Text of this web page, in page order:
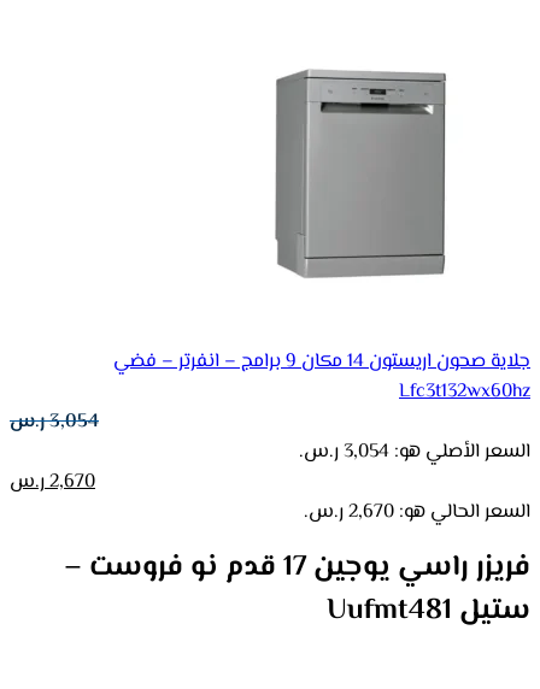
جلاية صحون اريستون 14 مكان 9 برامج – انفرتر – فضي
Lfc3t132wx60hz
3,054ر.س
السعر الأصلي هو: 3,054 ر.س.
2,670ر.س
السعر الحالي هو: 2,670 ر.س.
فريزر راسي يوجين 17 قدم نو فروست –
ستيل Uufmt481